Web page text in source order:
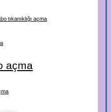
tıkanıklığı açma
açma